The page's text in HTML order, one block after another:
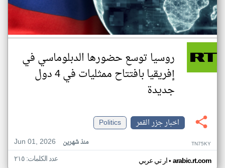
روسيا توسع حضورها الدبلوماسي في
إفريقيا بافتتاح ممثليات في 4 دول
جديدة
اخبار جزر القمر
Politics
Jun 01, 2026
منذ شهرين TN75KY
ار تي عربي• arabic.rt.com عدد الكلمات: ٢١٥